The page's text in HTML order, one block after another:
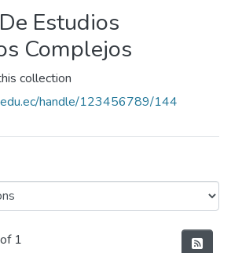
Estudios
Complejos
collection
handle/123456789/144
1